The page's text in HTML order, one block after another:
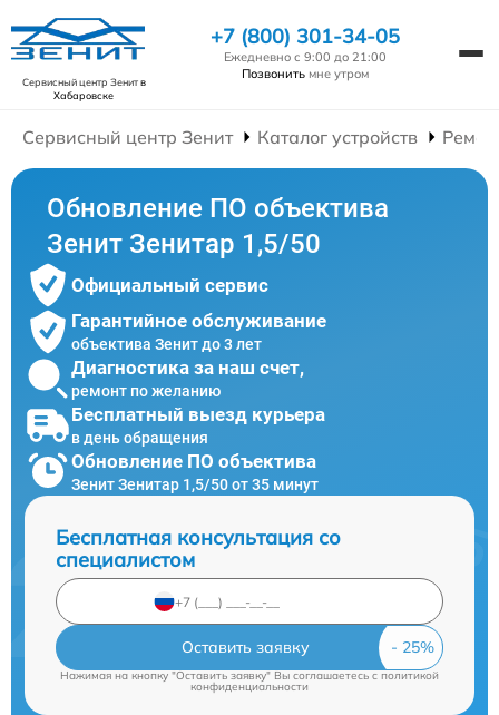
Сервисный центр Зенитв
Хабаровске
+7 (800) 301-34-05
Ежедневно с 9:00 до 21:00
Позвонить мне утром
Сервисный центр Зенит Каталог устройств
Обновление ПО объектива
Зенит Зенитар 1,5/50
Официальный сервис
Гарантийное обслуживание
объектива Зенит до 3 лет
Диагностика за наш счет,
ремонт по желанию
Бесплатный выезд курьера
в день обращения
Обновление ПО объектива
Зенит Зенитар 1,5/50 от 35 минут
Бесплатная консультация со
специалистом
Оставить заявку
Нажимая на кнопку "Оставить заявку" Вы соглашаетесь cполитикой
конфиденциальности